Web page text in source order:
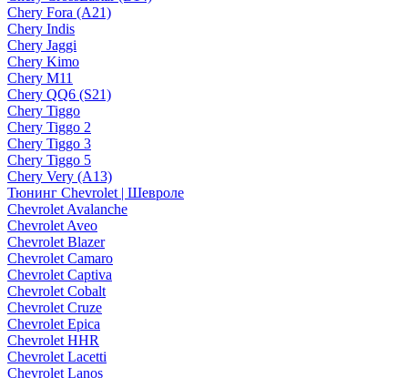
Chery Fora (A21)
Chery Indis
Chery Jaggi
Chery Kimo
Chery M11
Chery QQ6 (S21)
Chery Tiggo
Chery Tiggo 2
Chery Tiggo 3
Chery Tiggo 5
Chery Very (A13)
Тюнинг Chevrolet | Шевроле
Chevrolet Avalanche
Chevrolet Aveo
Chevrolet Blazer
Chevrolet Camaro
Chevrolet Captiva
Chevrolet Cobalt
Chevrolet Cruze
Chevrolet Epica
Chevrolet HHR
Chevrolet Lacetti
Chevrolet Lanos